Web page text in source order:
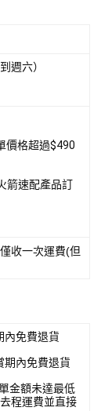
週六）
價格超過$490
箭速配產品訂
收一次運費(但
內免費退貨
期內免費退貨
金額未達最低
程運費並直接